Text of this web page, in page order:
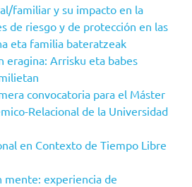
familiar y su impacto en la
de riesgo y de protección en las
eta familia bateratzeak
eragina: Arrisku eta babes
convocatoria para el Máster
Relacional de la Universidad
en Contexto de Tiempo Libre
mente: experiencia de